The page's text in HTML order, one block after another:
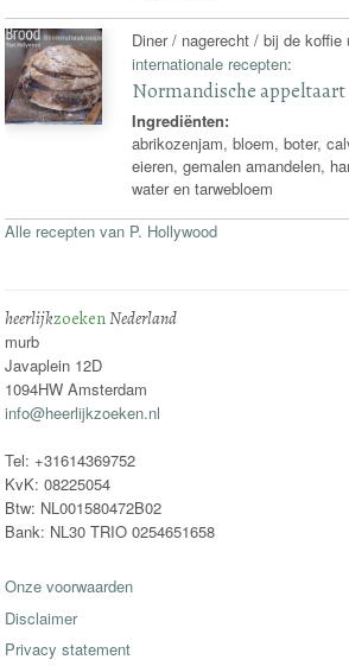
Diner / nagerecht / bij de koffie
internationale recepten:
Normandische appeltaart
Ingrediënten:
abrikozenjam, bloem, boter,
eieren, gemalen amandelen,
water en tarwebloem
Alle recepten van P. Hollywood
heerlijkzoekenNederland
murb
Javaplein 12D
1094HW Amsterdam
info@heerlijkzoeken.nl
Tel: +31614369752
KvK: 08225054
Btw: NL001580472B02
Bank: NL30 TRIO 0254651658
Onze voorwaarden
Disclaimer
Privacy statement